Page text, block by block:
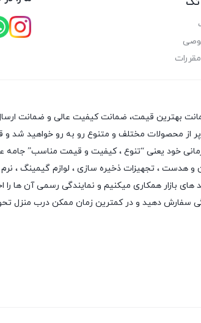
بهترین قیمت، ضمانت کیفیت عالی و ضمانت
از محصولات مختلف و متنوع رو به رو خواهید شد و
خود یعنی “تنوع ، کیفیت و قیمت مناسب” جامه
و هدست ، تجهیزات ذخیره سازی ، لوازم گیمینگ ،
های بازار همکاری میکنیم و نمایندگی رسمی آن ها
سفارش دهید و در کمترین زمان ممکن درب منزل